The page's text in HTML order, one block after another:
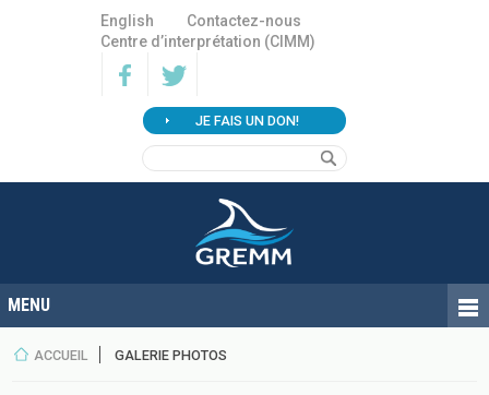
English
Contactez-nous
Centre d’interprétation (CIMM)
JE FAIS UN DON!
ACCUEIL GALERIE PHOTOS